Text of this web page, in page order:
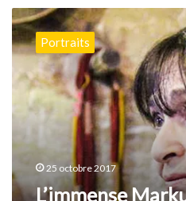
L’immense
Markunda
retrouve
l’Aurès
Portraits
25 octobre 2017
L’immense